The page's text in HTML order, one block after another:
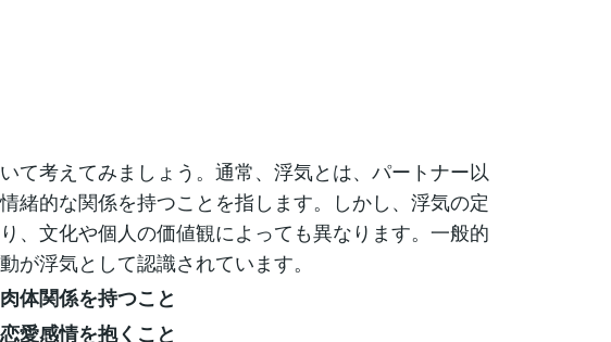
て考えてみましょう。通常、浮気とは、パートナー以
緒的な関係を持つことを指します。しかし、浮気の定
、文化や個人の価値観によっても異なります。一般的
が浮気として認識されています。
体関係を持つこと
愛感情を抱くこと